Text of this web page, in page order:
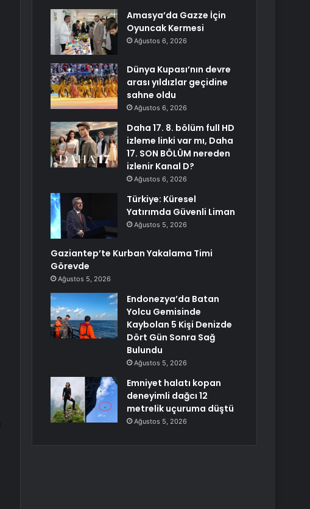
Amasya’da Gazze İçin
Oyuncak Kermesi
Ağustos 6, 2026
Dünya Kupası’nın devre
arası yıldızlar geçidine
sahne oldu
Ağustos 6, 2026
Daha 17. 8. bölüm full HD
izleme linki var mı, Daha
17. SON BÖLÜM nereden
izlenir Kanal D?
Ağustos 6, 2026
Türkiye: Küresel
Yatırımda Güvenli Liman
Ağustos 5, 2026
Gaziantep’te Kurban Yakalama Timi
Görevde
Ağustos 5, 2026
Endonezya’da Batan
Yolcu Gemisinde
Kaybolan 5 Kişi Denizde
Dört Gün Sonra Sağ
Bulundu
Ağustos 5, 2026
Emniyet halatı kopan
deneyimli dağcı 12
metrelik uçuruma düştü
Ağustos 5, 2026